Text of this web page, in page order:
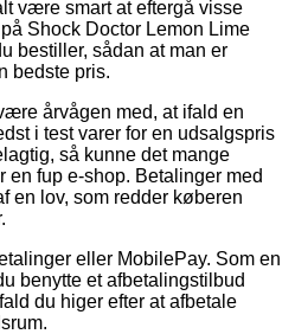
være smart at eftergå visse
Shock Doctor Lemon Lime
bestiller, sådan at man er
bedste pris.
årvågen med, at ifald en
i test varer for en udsalgspris
så kunne det mange
fup e-shop. Betalinger med
en lov, som redder køberen
eller MobilePay. Som en
benytte et afbetalingstilbud
du higer efter at afbetale